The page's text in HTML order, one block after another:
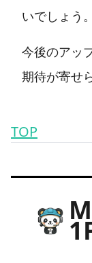
いでしょう。
今後のアッ
期待が寄せ
TOP